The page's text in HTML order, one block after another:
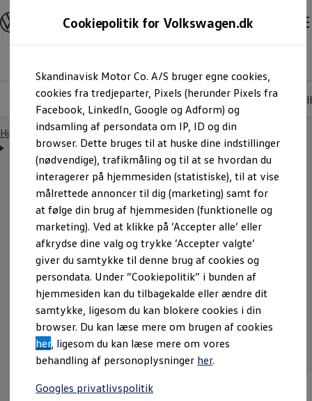
Cookiepolitik for Volkswagen.dk
Skandinavisk Motor Co. A/S bruger egne cookies,
cookies fra tredjeparter, Pixels (herunder Pixels fra
Facebook, LinkedIn, Google og Adform) og
indsamling af persondata om IP, ID og din
browser. Dette bruges til at huske dine indstillinger
(nødvendige), trafikmåling og til at se hvordan du
interagerer på hjemmesiden (statistiske), til at vise
målrettede annoncer til dig (marketing) samt for
at følge din brug af hjemmesiden (funktionelle og
marketing). Ved at klikke på ’Accepter alle’ eller
afkrydse dine valg og trykke ’Accepter valgte’
giver du samtykke til denne brug af cookies og
persondata. Under ”Cookiepolitik” i bunden af
hjemmesiden kan du tilbagekalde eller ændre dit
samtykke, ligesom du kan blokere cookies i din
browser. Du kan læse mere om brugen af cookies
her, ligesom du kan læse mere om vores
behandling af personoplysninger her.
Googles privatlivspolitik
hovedindhold
footer
Highlights Detaljer og udstyr Køb, leasing og
Modeller og konfigurator
Byg din Volkswagen
Alle modeller
Kend din Volkswagen
Erhvervsbiler
Værktøjskassen
ConnectedFleet
Service
California on Tour app
Elektriske biler
Elbiler
ID. Polo
ID. Cross
ID.3 Neo
ID.4
ID.5
ID.7
ID.7 Tourer
ID. Buzz
Konceptbiler
ID. EVERY1
ID. 2all & ID. GTI
Varebiler på el
Elektromobilitet i dagligdagen
Eldrevne modeller
ID. Buzz Cargo
Opladning og Rækkevidde
Opladning med Clever
Opladning med Clever - Erhvervsbiler
Hjem Modeller og konfigurator
Den nye ID. Polo
Detaljer og udstyr
Det får du i ID. Polo
Detaljer og udstyr
Pris fra
189.995 kr.
Elektrisk rækkevidde